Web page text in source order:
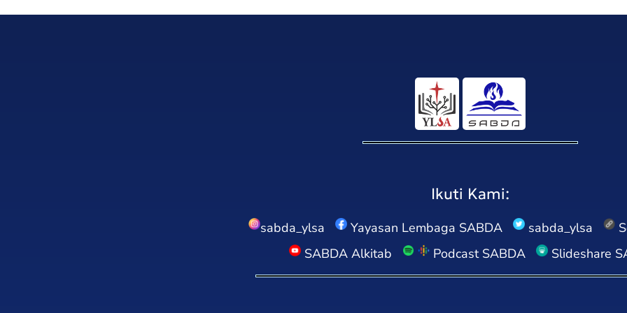
Ikuti Kami:
sabda_ylsa Yayasan Lembaga SABDA sabda_ylsa
SABDA Alkitab
Podcast SABDA Slideshare